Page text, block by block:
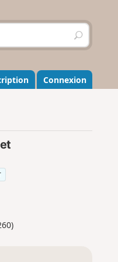
R
e
h
e
r
r
Connexion